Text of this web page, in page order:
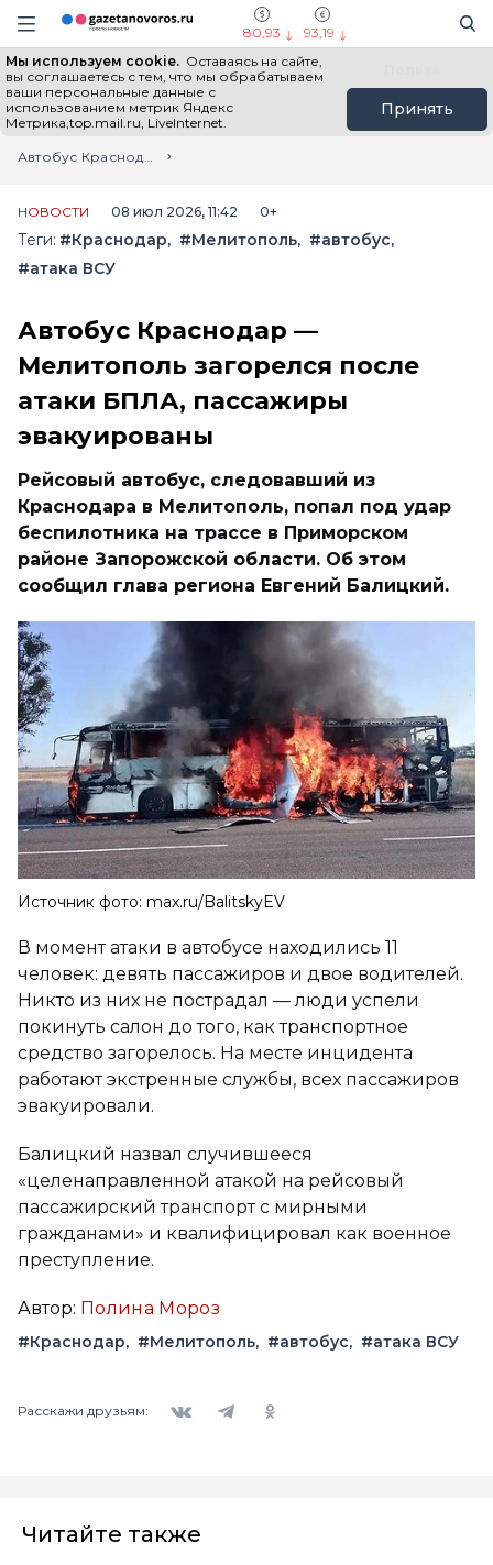
Информационный портал "ГазетаНоворос.ру"
Навигация сайта
80,93 93,19
Мы используем cookie. Оставаясь на сайте,
вы соглашаетесь с тем, что мы обрабатываем
ваши персональные данные с
использованием метрик Яндекс
Метрика,top.mail.ru, LiveInternet.
Принять
Все новости Новости России
Главная
Лента новостей
Автобус Краснодар — Мелитополь загорелся после атаки БПЛА, пассажиры эвакуированы
НОВОСТИ 08 июл 2026, 11:42 0+
Теги: #Краснодар #Мелитополь
#автобус
#атака ВСУ
Автобус Краснодар —
Мелитополь загорелся после
атаки БПЛА, пассажиры
эвакуированы
Рейсовый автобус, следовавший из
Краснодара в Мелитополь, попал под удар
беспилотника на трассе в Приморском
районе Запорожской области. Об этом
сообщил глава региона Евгений Балицкий.
Источник фото: max.ru/BalitskyEV
В момент атаки в автобусе находились 11
человек: девять пассажиров и двое водителей.
Никто из них не пострадал — люди успели
покинуть салон до того, как транспортное
средство загорелось. На месте инцидента
работают экстренные службы, всех пассажиров
эвакуировали.
Балицкий назвал случившееся
«целенаправленной атакой на рейсовый
пассажирский транспорт с мирными
гражданами» и квалифицировал как военное
преступление.
Автор: Полина Мороз
#Краснодар #Мелитополь #автобус #атака ВСУ
Расскажи друзьям:
Читайте также